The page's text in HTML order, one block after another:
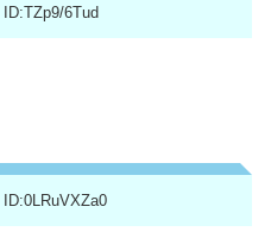
ID:TZp9/6Tud
ID:0LRuVXZa0